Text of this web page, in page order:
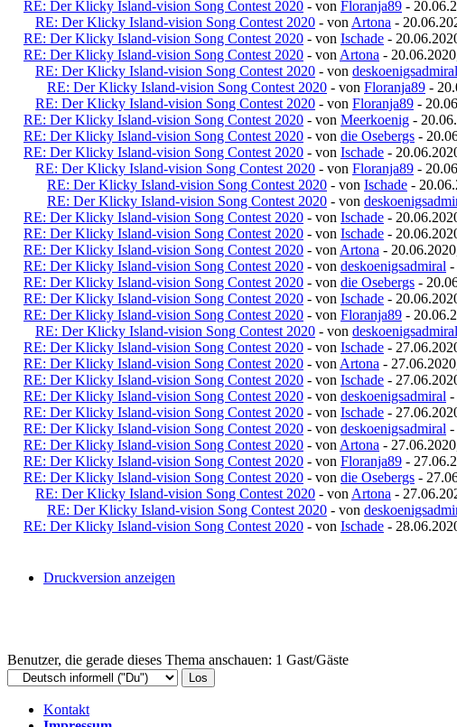
RE: Der Klicky Island-vision Song Contest 2020 - von Floranja89 -
RE: Der Klicky Island-vision Song Contest 2020 - von Artona -
RE: Der Klicky Island-vision Song Contest 2020 - von Ischade -
RE: Der Klicky Island-vision Song Contest 2020 - von Artona -
RE: Der Klicky Island-vision Song Contest 2020 - von deskoenigsadmiral
RE: Der Klicky Island-vision Song Contest 2020 - von Floranja89 -
RE: Der Klicky Island-vision Song Contest 2020 - von Floranja89 -
RE: Der Klicky Island-vision Song Contest 2020 - von Meerkoenig -
RE: Der Klicky Island-vision Song Contest 2020 - von die Osebergs -
RE: Der Klicky Island-vision Song Contest 2020 - von Ischade -
RE: Der Klicky Island-vision Song Contest 2020 - von Floranja89 -
RE: Der Klicky Island-vision Song Contest 2020 - von Ischade -
RE: Der Klicky Island-vision Song Contest 2020 - von
RE: Der Klicky Island-vision Song Contest 2020 - von Ischade -
RE: Der Klicky Island-vision Song Contest 2020 - von Ischade -
RE: Der Klicky Island-vision Song Contest 2020 - von Artona -
RE: Der Klicky Island-vision Song Contest 2020 - von deskoenigsadmiral -
RE: Der Klicky Island-vision Song Contest 2020 - von die Osebergs -
RE: Der Klicky Island-vision Song Contest 2020 - von Ischade -
RE: Der Klicky Island-vision Song Contest 2020 - von Floranja89 -
RE: Der Klicky Island-vision Song Contest 2020 - von deskoenigsadmiral
RE: Der Klicky Island-vision Song Contest 2020 - von Ischade -
RE: Der Klicky Island-vision Song Contest 2020 - von Artona -
RE: Der Klicky Island-vision Song Contest 2020 - von Ischade -
RE: Der Klicky Island-vision Song Contest 2020 - von deskoenigsadmiral -
RE: Der Klicky Island-vision Song Contest 2020 - von Ischade -
RE: Der Klicky Island-vision Song Contest 2020 - von deskoenigsadmiral -
RE: Der Klicky Island-vision Song Contest 2020 - von Artona -
RE: Der Klicky Island-vision Song Contest 2020 - von Floranja89 -
RE: Der Klicky Island-vision Song Contest 2020 - von die Osebergs -
RE: Der Klicky Island-vision Song Contest 2020 - von Artona -
RE: Der Klicky Island-vision Song Contest 2020 - von
RE: Der Klicky Island-vision Song Contest 2020 - von Ischade -
Druckversion anzeigen
Benutzer, die gerade dieses Thema anschauen: 1 Gast/Gäste
Kontakt